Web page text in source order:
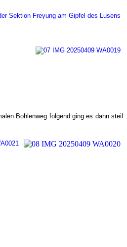
Bohlenweg folgend ging es dann steil